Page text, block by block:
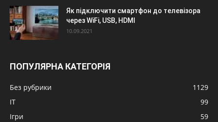
Як підключити смартфон до телевізора
через WiFi, USB, HDMI
10.09.2021
ПОПУЛЯРНА КАТЕГОРІЯ
Без рубрики
1129
IT
99
Ігри
59